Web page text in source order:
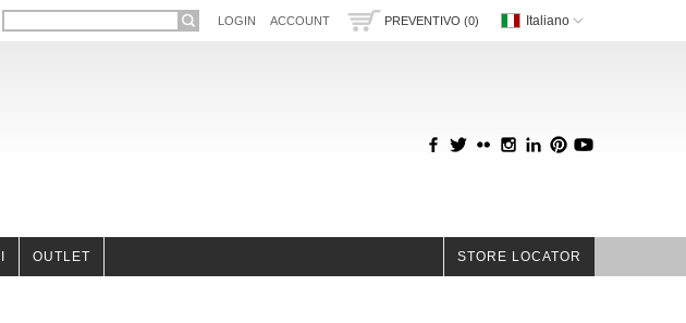
Italiano
PREVENTIVO (0)
LOGIN ACCOUNT
OUTLET STORE LOCATOR